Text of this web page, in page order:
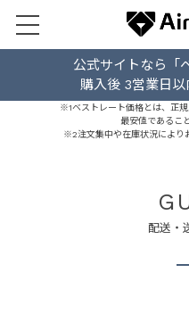
公式サイトなら「
購入後 3営業日
※1ベストレート価格とは、正
最安値であるこ
※2注文集中や在庫状況により
配送・